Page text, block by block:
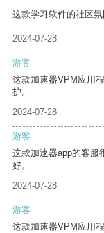
这款学习软件的社区
2024-07-28
游客
这款加速器VPM应用
护。
2024-07-28
游客
这款加速器app的客服
好。
2024-07-28
游客
这款加速器VPM应用